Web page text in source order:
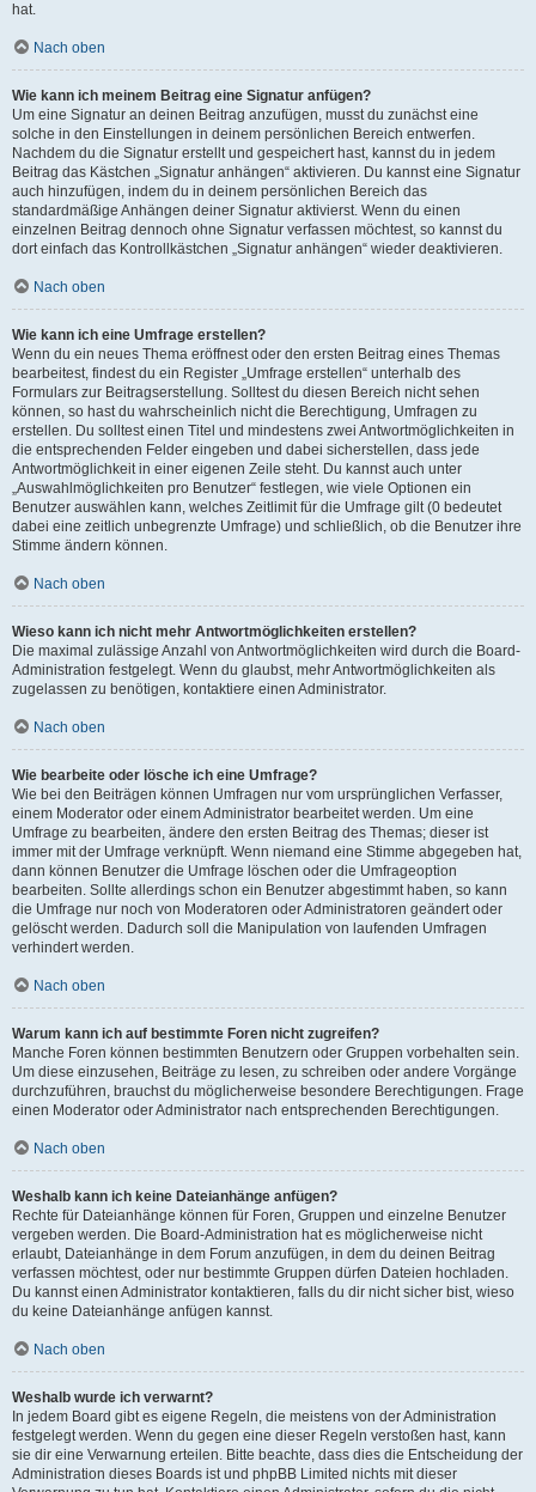
hat.
Nach oben
Wie kann ich meinem Beitrag eine Signatur anfügen?
Um eine Signatur an deinen Beitrag anzufügen, musst du zunächst eine
solche in den Einstellungen in deinem persönlichen Bereich entwerfen.
Nachdem du die Signatur erstellt und gespeichert hast, kannst du in jedem
Beitrag das Kästchen „Signatur anhängen“ aktivieren. Du kannst eine Signatur
auch hinzufügen, indem du in deinem persönlichen Bereich das
standardmäßige Anhängen deiner Signatur aktivierst. Wenn du einen
einzelnen Beitrag dennoch ohne Signatur verfassen möchtest, so kannst du
dort einfach das Kontrollkästchen „Signatur anhängen“ wieder deaktivieren.
Nach oben
Wie kann ich eine Umfrage erstellen?
Wenn du ein neues Thema eröffnest oder den ersten Beitrag eines Themas
bearbeitest, findest du ein Register „Umfrage erstellen“ unterhalb des
Formulars zur Beitragserstellung. Solltest du diesen Bereich nicht sehen
können, so hast du wahrscheinlich nicht die Berechtigung, Umfragen zu
erstellen. Du solltest einen Titel und mindestens zwei Antwortmöglichkeiten in
die entsprechenden Felder eingeben und dabei sicherstellen, dass jede
Antwortmöglichkeit in einer eigenen Zeile steht. Du kannst auch unter
„Auswahlmöglichkeiten pro Benutzer“ festlegen, wie viele Optionen ein
Benutzer auswählen kann, welches Zeitlimit für die Umfrage gilt (0 bedeutet
dabei eine zeitlich unbegrenzte Umfrage) und schließlich, ob die Benutzer ihre
Stimme ändern können.
Nach oben
Wieso kann ich nicht mehr Antwortmöglichkeiten erstellen?
Die maximal zulässige Anzahl von Antwortmöglichkeiten wird durch die Board-
Administration festgelegt. Wenn du glaubst, mehr Antwortmöglichkeiten als
zugelassen zu benötigen, kontaktiere einen Administrator.
Nach oben
Wie bearbeite oder lösche ich eine Umfrage?
Wie bei den Beiträgen können Umfragen nur vom ursprünglichen Verfasser,
einem Moderator oder einem Administrator bearbeitet werden. Um eine
Umfrage zu bearbeiten, ändere den ersten Beitrag des Themas; dieser ist
immer mit der Umfrage verknüpft. Wenn niemand eine Stimme abgegeben hat,
dann können Benutzer die Umfrage löschen oder die Umfrageoption
bearbeiten. Sollte allerdings schon ein Benutzer abgestimmt haben, so kann
die Umfrage nur noch von Moderatoren oder Administratoren geändert oder
gelöscht werden. Dadurch soll die Manipulation von laufenden Umfragen
verhindert werden.
Nach oben
Warum kann ich auf bestimmte Foren nicht zugreifen?
Manche Foren können bestimmten Benutzern oder Gruppen vorbehalten sein.
Um diese einzusehen, Beiträge zu lesen, zu schreiben oder andere Vorgänge
durchzuführen, brauchst du möglicherweise besondere Berechtigungen. Frage
einen Moderator oder Administrator nach entsprechenden Berechtigungen.
Nach oben
Weshalb kann ich keine Dateianhänge anfügen?
Rechte für Dateianhänge können für Foren, Gruppen und einzelne Benutzer
vergeben werden. Die Board-Administration hat es möglicherweise nicht
erlaubt, Dateianhänge in dem Forum anzufügen, in dem du deinen Beitrag
verfassen möchtest, oder nur bestimmte Gruppen dürfen Dateien hochladen.
Du kannst einen Administrator kontaktieren, falls du dir nicht sicher bist, wieso
du keine Dateianhänge anfügen kannst.
Nach oben
Weshalb wurde ich verwarnt?
In jedem Board gibt es eigene Regeln, die meistens von der Administration
festgelegt werden. Wenn du gegen eine dieser Regeln verstoßen hast, kann
sie dir eine Verwarnung erteilen. Bitte beachte, dass dies die Entscheidung der
Administration dieses Boards ist und phpBB Limited nichts mit dieser